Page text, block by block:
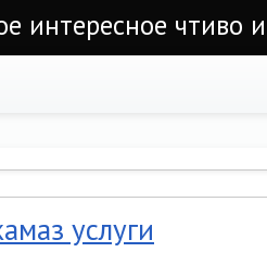
интересное чтиво
услуги